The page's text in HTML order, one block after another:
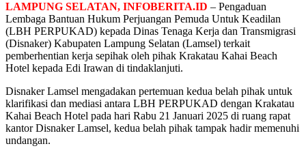
LAMPUNG SELATAN, INFOBERITA.ID – Pengaduan
Lembaga Bantuan Hukum Perjuangan Pemuda Untuk Keadilan
(LBH PERPUKAD) kepada Dinas Tenaga Kerja dan Transmigrasi
(Disnaker) Kabupaten Lampung Selatan (Lamsel) terkait
pemberhentian kerja sepihak oleh pihak Krakatau Kahai Beach
Hotel kepada Edi Irawan di tindaklanjuti.
Disnaker Lamsel mengadakan pertemuan kedua belah pihak untuk
klarifikasi dan mediasi antara LBH PERPUKAD dengan Krakatau
Kahai Beach Hotel pada hari Rabu 21 Januari 2025 di ruang rapat
kantor Disnaker Lamsel, kedua belah pihak tampak hadir memenuhi
undangan.